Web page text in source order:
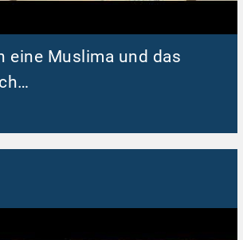
eine Muslima und das